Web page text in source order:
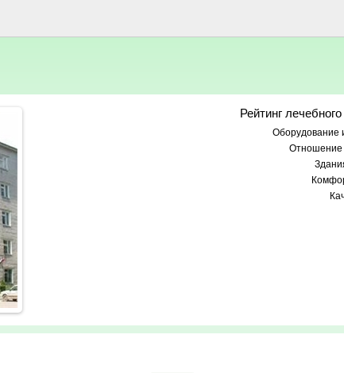
Рейтинг
Оборудование
Отношение